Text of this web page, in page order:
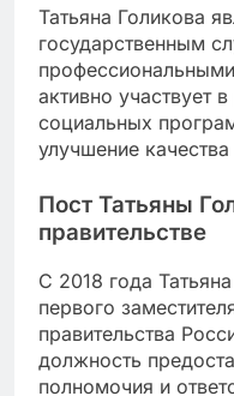
Татьяна Голикова
государственным
активно участвует
социальных
улучшение
Пост Татьяны
правительстве
С 2018 года
первого
правительства
должность
полномочия и